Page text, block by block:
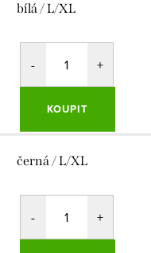
bílá / L/XL
KOUPIT
černá / L/XL